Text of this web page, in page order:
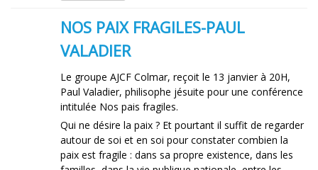
NOS PAIX FRAGILES-PAUL
VALADIER
Le groupe AJCF Colmar, reçoit le 13 janvier à 20H,
Paul Valadier, philisophe jésuite pour une conférence
intitulée Nos pais fragiles.
Qui ne désire la paix ? Et pourtant il suffit de regarder
autour de soi et en soi pour constater combien la
paix est fragile : dans sa propre existence, dans les